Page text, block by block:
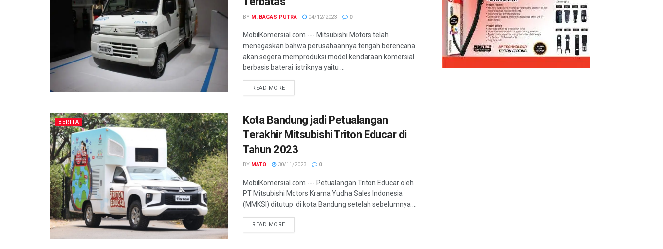
BY M. BAGAS PUTRA 04/12/2023 0
MobilKomersial.com --- Mitsubishi Motors telah
menegaskan bahwa perusahaannya tengah berencana
akan segera memproduksi model kendaraan komersial
berbasis baterai listriknya yaitu ...
READ MORE
BERITA
Kota Bandung jadi Petualangan
Terakhir Mitsubishi Triton Educar di
Tahun 2023
BY MATO 30/11/2023 0
MobilKomersial.com --- Petualangan Triton Educar oleh
PT Mitsubishi Motors Krama Yudha Sales Indonesia
(MMKSI) ditutup di kota Bandung setelah sebelumnya ...
READ MORE